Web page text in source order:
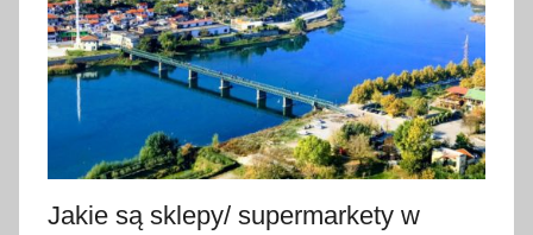
g
o
2
Jakie są sklepy/ supermarkety w